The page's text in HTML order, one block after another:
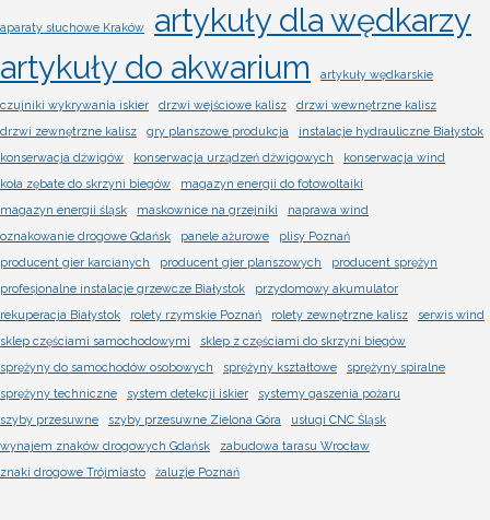
aparaty słuchowe Kraków
artykuły dla wędkarzy
artykuły do akwarium
artykuły wędkarskie
czujniki wykrywania iskier drzwi wejściowe kalisz
drzwi wewnętrzne kalisz
drzwi zewnętrzne kalisz
gry planszowe produkcja
instalacje hydrauliczne Białystok
konserwacja dźwigów
konserwacja urządzeń dźwigowych
konserwacja wind
koła zębate do skrzyni biegów
magazyn energii do fotowoltaiki
magazyn energii śląsk
maskownice na grzejniki
naprawa wind
oznakowanie drogowe Gdańsk
panele ażurowe
plisy Poznań
producent gier karcianych
producent gier planszowych
producent sprężyn
profesjonalne instalacje grzewcze Białystok
przydomowy akumulator
rekuperacja Białystok
rolety rzymskie Poznań rolety zewnętrzne kalisz
serwis wind
sklep częściami samochodowymi
sklep z częściami do skrzyni biegów
sprężyny do samochodów osobowych
sprężyny kształtowe
sprężyny spiralne
sprężyny techniczne
system detekcji iskier
systemy gaszenia pożaru
szyby przesuwne
szyby przesuwne Zielona Góra
usługi CNC Śląsk
wynajem znaków drogowych Gdańsk
zabudowa tarasu Wrocław
znaki drogowe Trójmiasto
żaluzje Poznań